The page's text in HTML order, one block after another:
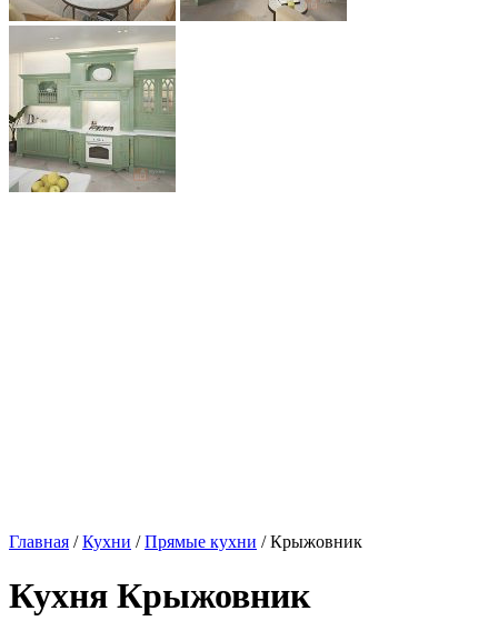
Главная /Кухни /Прямые кухни / Крыжовник
Кухня Крыжовник